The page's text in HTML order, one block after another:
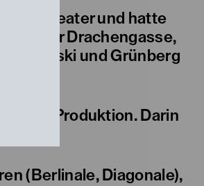
Theater und hatte
in der Drachengasse,
Bronski und Grünberg
Off-Produktion. Darin
(Berlinale, Diagonale),